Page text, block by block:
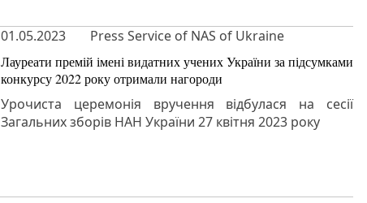
01.05.2023 Press Service of NAS of Ukraine
Лауреати премій імені видатних учених України за підсумками
конкурсу 2022 року отримали нагороди
Урочиста церемонія вручення відбулася на сесії
Загальних зборів НАН України 27 квітня 2023 року